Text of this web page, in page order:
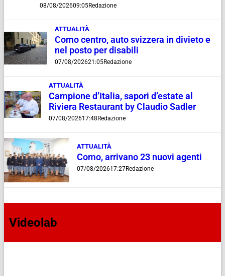
08/08/202609:05Redazione
ATTUALITÀ
Como centro, auto svizzera in divieto e
nel posto per disabili
07/08/202621:05Redazione
ATTUALITÀ
Campione d’Italia, sapori d’estate al
Riviera Restaurant by Claudio Sadler
07/08/202617:48 Redazione
ATTUALITÀ
Como, arrivano 23 nuovi agenti
07/08/202617:27Redazione
Videolab